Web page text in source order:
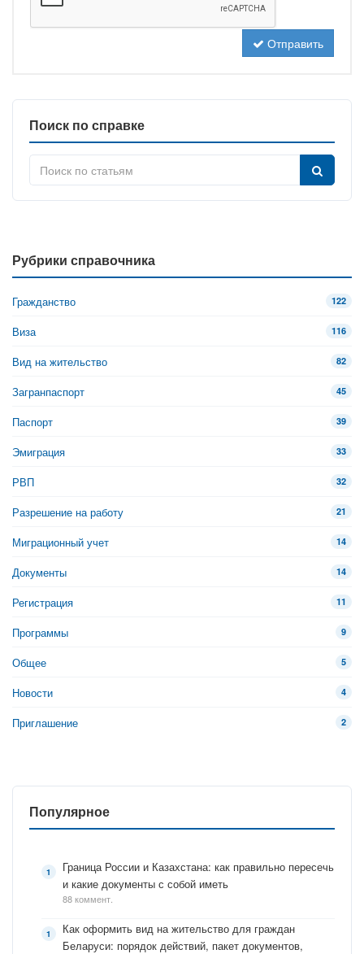
Отправить
Поиск по справке
Рубрики справочника
Гражданство 122
Виза 116
Вид на жительство 82
Загранпаспорт 45
Паспорт 39
Эмиграция 33
РВП 32
Разрешение на работу 21
Миграционный учет 14
Документы 14
Регистрация 11
Программы 9
Общее 5
Новости 4
Приглашение 2
Популярное
Граница России и Казахстана: как правильно пересечь
и какие документы с собой иметь
88 коммент.
Как оформить вид на жительство для граждан
Беларуси: порядок действий, пакет документов,